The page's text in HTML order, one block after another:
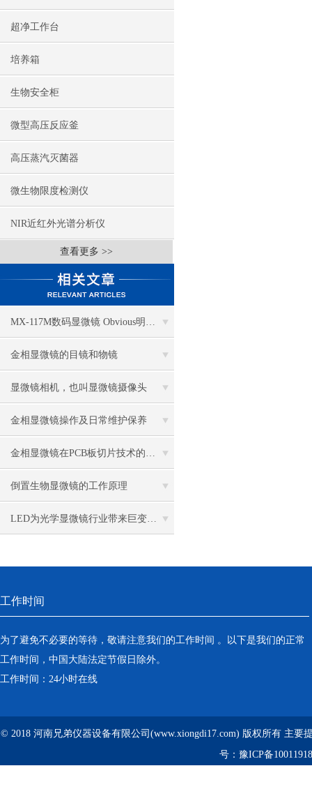
超净工作台
培养箱
生物安全柜
微型高压反应釜
高压蒸汽灭菌器
微生物限度检测仪
NIR近红外光谱分析仪
查看更多 >>
MX-117M数码显微镜 Obvious明显品牌值得推荐
金相显微镜的目镜和物镜
显微镜相机，也叫显微镜摄像头
金相显微镜操作及日常维护保养
金相显微镜在PCB板切片技术的过程控制中的作用
倒置生物显微镜的工作原理
LED为光学显微镜行业带来巨变 优势比传统卤素更明显
工作时间
为了避免不必要的等待，敬请注意我们的工作时间 。以下是我们的正常
工作时间，中国大陆法定节假日除外。
工作时间：24小时在线
© 2018 河南兄弟仪器设备有限公司(www.xiongdi17.com) 版权所有 主要
号： 豫ICP备